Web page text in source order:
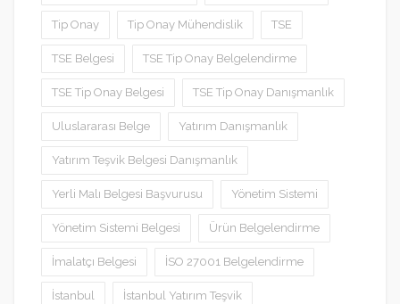
Tip Onay Tip Onay Mühendislik TSE
TSE Belgesi TSE Tip Onay Belgelendirme
TSE Tip Onay Belgesi TSE Tip Onay Danışmanlık
Uluslararası Belge Yatırım Danışmanlık
Yatırım Teşvik Belgesi Danışmanlık
Yerli Malı Belgesi Başvurusu Yönetim Sistemi
Yönetim Sistemi Belgesi Ürün Belgelendirme
İmalatçı Belgesi İSO 27001 Belgelendirme
İstanbul İstanbul Yatırım Teşvik